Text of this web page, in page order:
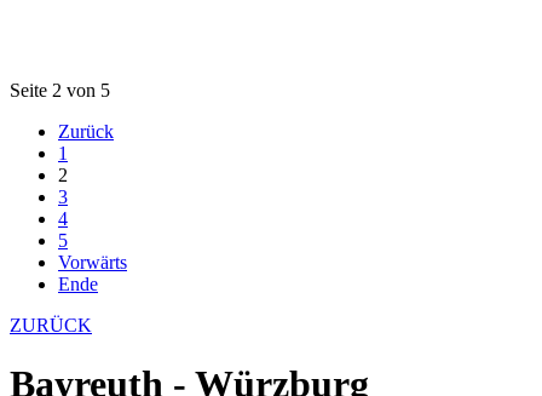
Seite 2 von 5
Zurück
1
2
3
4
5
Vorwärts
Ende
ZURÜCK
Bayreuth - Würzburg